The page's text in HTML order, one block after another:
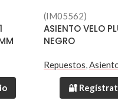
(IM05562)
ASIENTO VELO
NEGRO
Repuestos
🔐